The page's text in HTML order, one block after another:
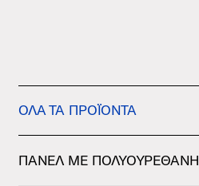
ΟΛΑ ΤΑ ΠΡΟΪΟΝΤΑ
ΠΑΝΕΛ ΜΕ ΠΟΛΥΟΥΡΕΘΑΝΗ